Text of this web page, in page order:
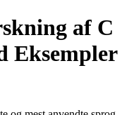
af C
Eksempler